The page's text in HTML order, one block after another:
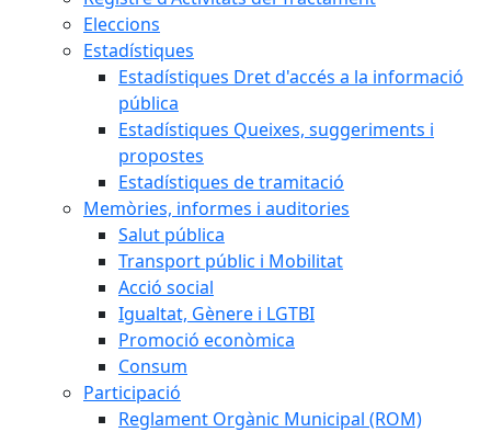
Eleccions
Estadístiques
Estadístiques Dret d'accés a la informació
pública
Estadístiques Queixes, suggeriments i
propostes
Estadístiques de tramitació
Memòries, informes i auditories
Salut pública
Transport públic i Mobilitat
Acció social
Igualtat, Gènere i LGTBI
Promoció econòmica
Consum
Participació
Reglament Orgànic Municipal (ROM)